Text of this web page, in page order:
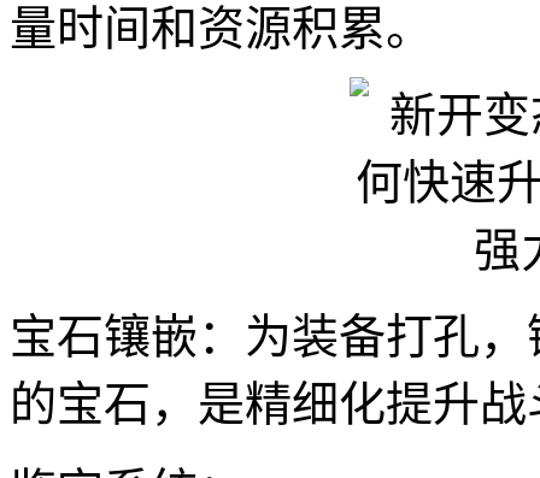
量时间和资源积累。
宝石镶嵌：为装备打孔
的宝石，是精细化提升